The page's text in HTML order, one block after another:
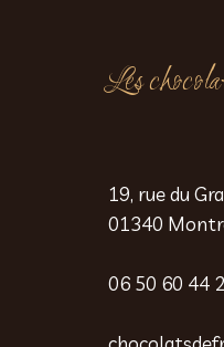
Les
19, rue du
01340
06 50 60 44